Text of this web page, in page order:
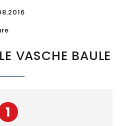
VASCHE BAULE
1